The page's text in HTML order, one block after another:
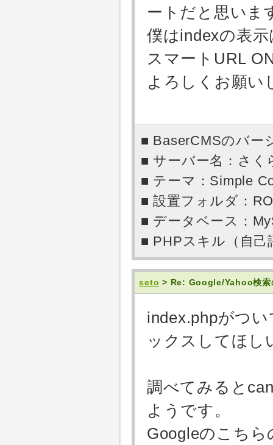
ートだと思いま
僕はindexの表
スマートURL
よろしくお願い
■ BaserCMSのバー
■ サーバー名：さく
■ テーマ：Simple
■ 設置フォルダ：
■ データベース：
■ PHPスキル（自己
seto > Re: Google/Yahoo検
index.phpがつ
ックスしてほし
調べてみると
ようです。
Googleのこち